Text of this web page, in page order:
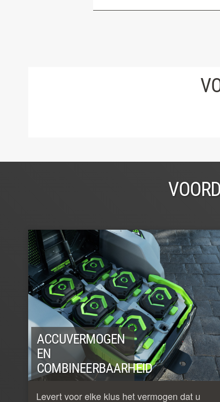
ACCUVERMOGEN
EN
COMBINEERBAARHEID
Levert voor elke klus het vermogen dat u